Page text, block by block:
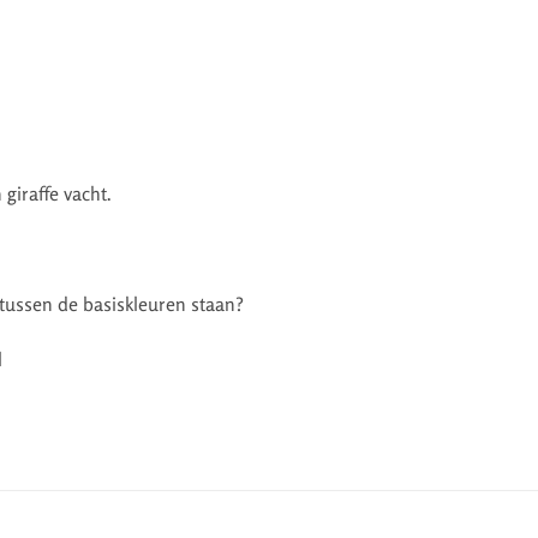
vacht.
de basiskleuren staan?